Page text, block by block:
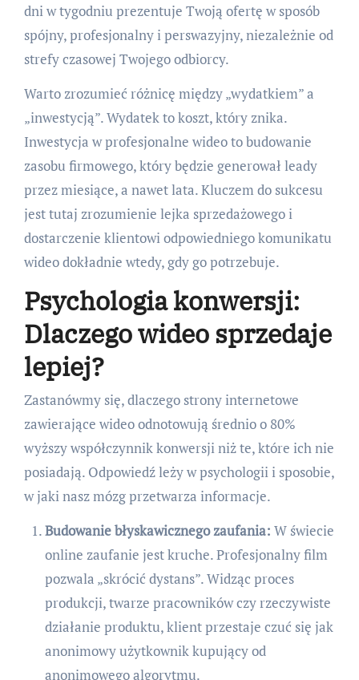
dni w tygodniu prezentuje Twoją ofertę w sposób
spójny, profesjonalny i perswazyjny, niezależnie od
strefy czasowej Twojego odbiorcy.
Warto zrozumieć różnicę między „wydatkiem” a
„inwestycją”. Wydatek to koszt, który znika.
Inwestycja w profesjonalne wideo to budowanie
zasobu firmowego, który będzie generował leady
przez miesiące, a nawet lata. Kluczem do sukcesu
jest tutaj zrozumienie lejka sprzedażowego i
dostarczenie klientowi odpowiedniego komunikatu
wideo dokładnie wtedy, gdy go potrzebuje.
Psychologia konwersji:
Dlaczego wideo sprzedaje
lepiej?
Zastanówmy się, dlaczego strony internetowe
zawierające wideo odnotowują średnio o 80%
wyższy współczynnik konwersji niż te, które ich nie
posiadają. Odpowiedź leży w psychologii i sposobie,
w jaki nasz mózg przetwarza informacje.
Budowanie błyskawicznego zaufania: W świecie
online zaufanie jest kruche. Profesjonalny film
pozwala „skrócić dystans”. Widząc proces
produkcji, twarze pracowników czy rzeczywiste
działanie produktu, klient przestaje czuć się jak
anonimowy użytkownik kupujący od
anonimowego algorytmu.